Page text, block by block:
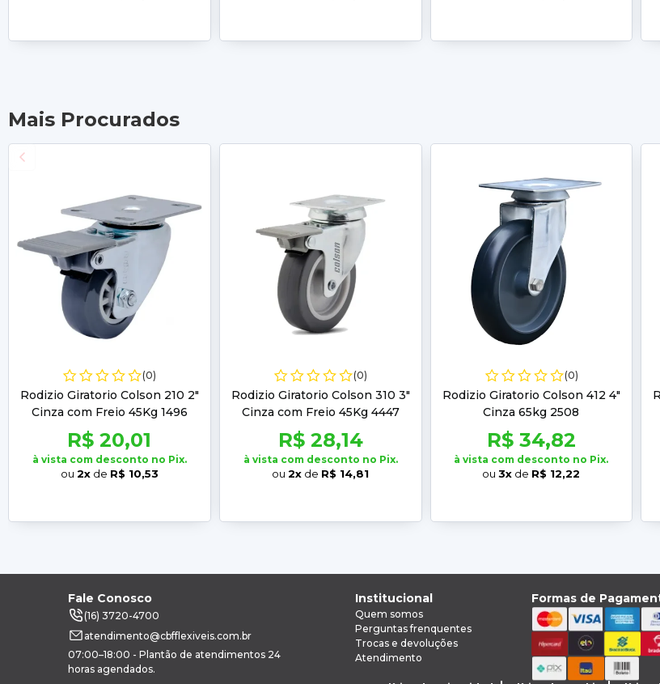
Mais Procurados
(0)
Rodizio Giratorio Colson 210 2"
Cinza com Freio 45Kg 1496
R$ 20,01
à vista com desconto no Pix.
ou 2xde R$ 10,53
(0)
Rodizio Giratorio Colson 310 3"
Cinza com Freio 45Kg 4447
R$ 28,14
à vista com desconto no Pix.
ou2x de R$ 14,81
(0)
Rodizio Giratorio Colson 412 4"
Cinza 65kg 2508
R$ 34,82
à vista com desconto no Pix.
ou3x de R$ 12,22
Fale Conosco
(16) 3720-4700
atendimento@cbfflexiveis.com.br
07:00–18:00 - Plantão de atendimentos 24
horas agendados.
Institucional
Quem somos
Perguntas frenquentes
Trocas e devoluções
Atendimento
Formas de